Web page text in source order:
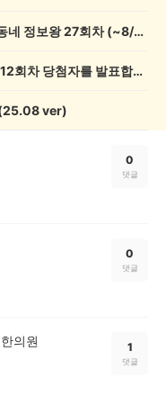
💸 전원 2,000캐시 지급! 우리 동네 정보왕 27회차 (~8/10)
💰[당첨자 발표] 우리 동네 썰전 12회차 당첨자를 발표합니다!
(25.08 ver)
0
댓글
0
댓글
의원 1
댓글